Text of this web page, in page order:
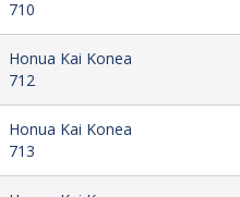
710
Honua Kai Konea
712
Honua Kai Konea
713